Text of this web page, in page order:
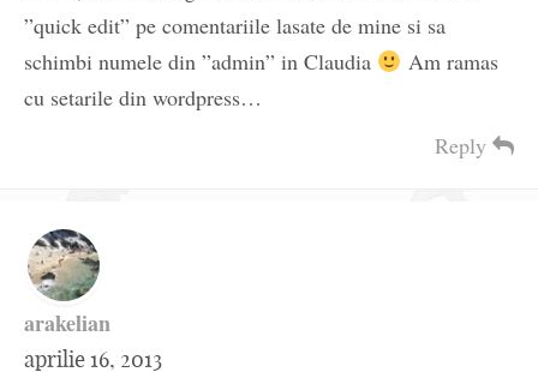
”quick edit” pe comentariile lasate de mine si sa
schimbi numele din ”admin” in Claudia
Am ramas
cu setarile din wordpress…
Reply
arakelian
aprilie 16, 2013